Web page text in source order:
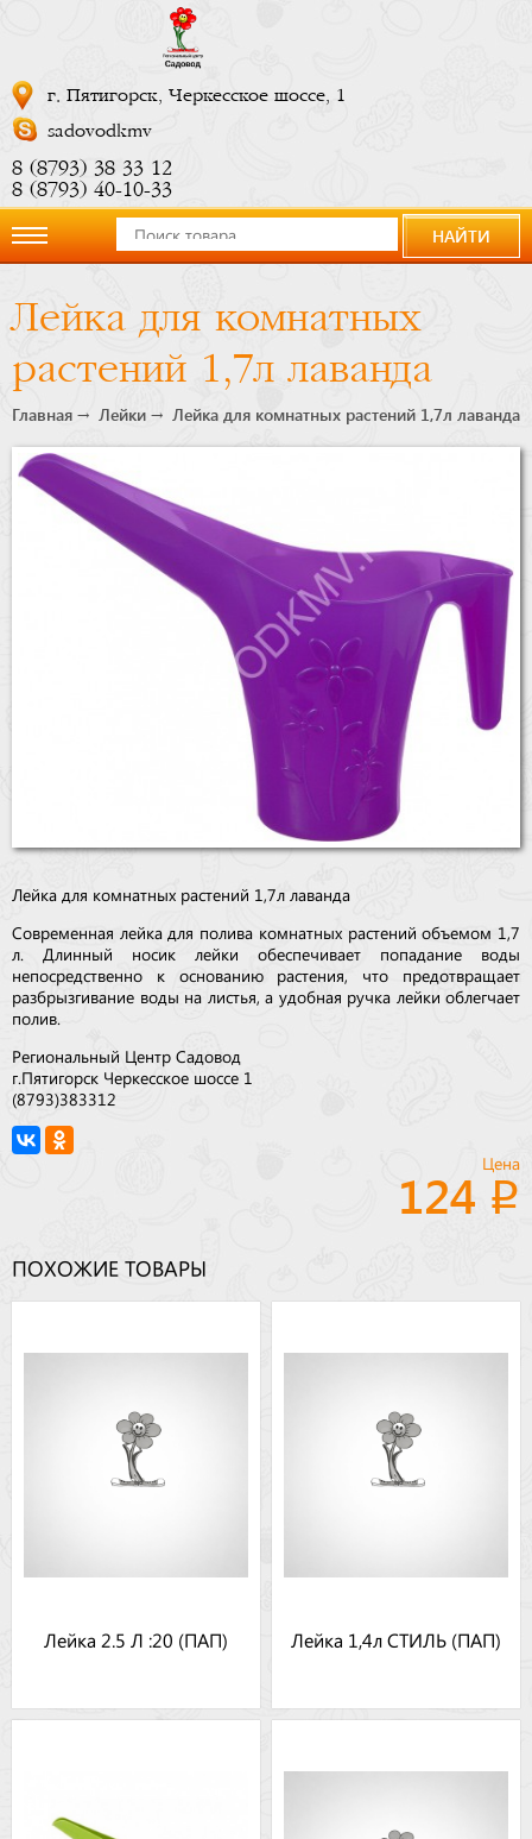
г. Пятигорск, Черкесское шоссе, 1
sadovodkmv
8 (8793) 38 33 12
8 (8793) 40-10-33
компании
Купить
сейчас
НАЙТИ
Лейка для комнатных
растений 1,7л лаванда
Главная Лейки Лейка для комнатных растений 1,7л лаванда
Лейка для комнатных растений 1,7л лаванда
Современная лейка для полива комнатных растений объемом 1,7
л. Длинный носик лейки обеспечивает попадание воды
непосредственно к основанию растения, что предотвращает
разбрызгивание воды на листья, а удобная ручка лейки облегчает
полив.
Региональный Центр Садовод
г.Пятигорск Черкесское шоссе 1
(8793)383312
Цена
124
ПОХОЖИЕ ТОВАРЫ
Лейка 2.5 Л :20 (ПАП) Лейка 1,4л СТИЛЬ (ПАП)